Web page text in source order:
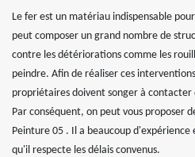
Le fer est un matériau indispensable
peut composer un grand nombre de
contre les détériorations comme les
peindre. Afin de réaliser ces
propriétaires doivent songer à contacter
Par conséquent, on peut vous proposer
Peinture 05 . Il a beaucoup
qu'il respecte les délais convenus.